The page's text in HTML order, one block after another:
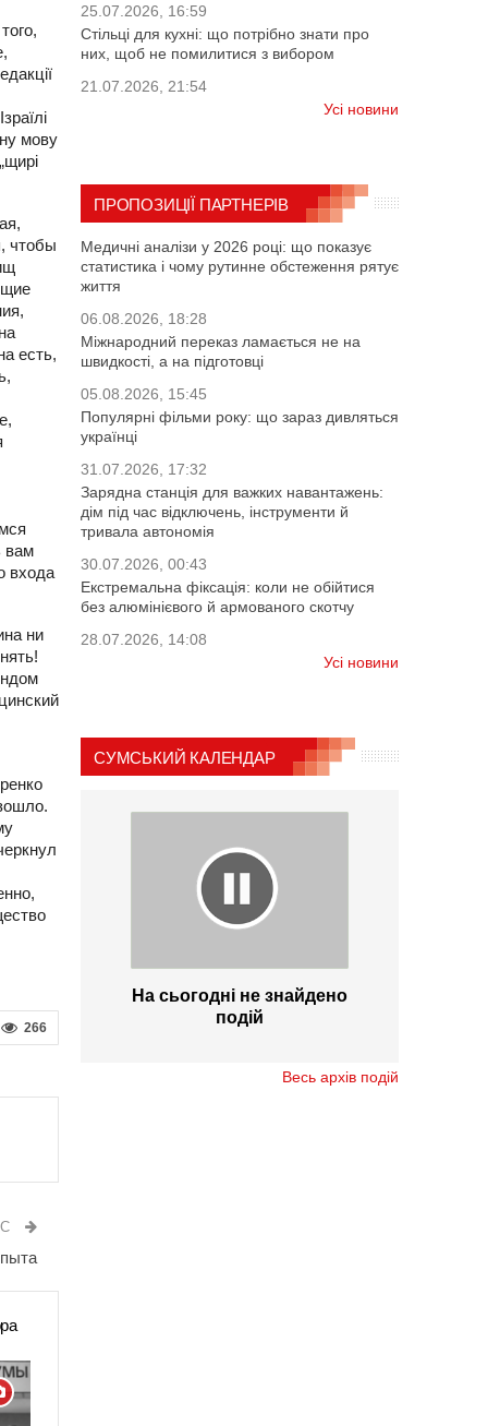
мову
чтобы
есть,
вам
входа
ни
266
25.07.2026, 16:59
Стільці для кухні: що потрібно знати про
них, щоб не помилитися з вибором
21.07.2026, 21:54
Усі новини
ПРОПОЗИЦІЇ ПАРТНЕРІВ
Медичні аналізи у 2026 році: що показує
статистика і чому рутинне обстеження рятує
життя
06.08.2026, 18:28
Міжнародний переказ ламається не на
швидкості, а на підготовці
05.08.2026, 15:45
Популярні фільми року: що зараз дивляться
українці
31.07.2026, 17:32
Зарядна станція для важких навантажень:
дім під час відключень, інструменти й
тривала автономія
30.07.2026, 00:43
Екстремальна фіксація: коли не обійтися
без алюмінієвого й армованого скотчу
28.07.2026, 14:08
Усі новини
СУМСЬКИЙ КАЛЕНДАР
На сьогодні не знайдено
подій
Весь архів подій